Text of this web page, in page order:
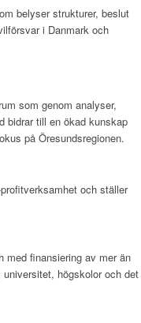
belyser strukturer, beslut
i Danmark och
som genom analyser,
bidrar till en ökad kunskap
på Öresundsregionen.
och ställer
finansiering av mer än
universitet, högskolor och det